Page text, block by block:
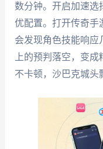
数分钟。开启加速选
优配置。打开传奇手
会发现角色技能响应
上的预判落空，变
不卡顿，沙巴克城头